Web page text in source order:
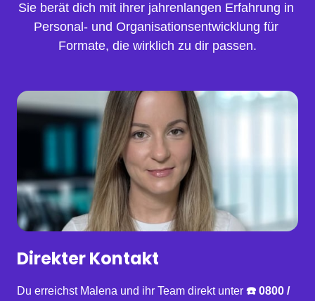
Sie berät dich mit ihrer jahrenlangen Erfahrung in
Personal- und Organisationsentwicklung für
Formate, die wirklich zu dir passen.
Direkter Kontakt
Du erreichst Malena und ihr Team direkt unter ☎️ 0800 /